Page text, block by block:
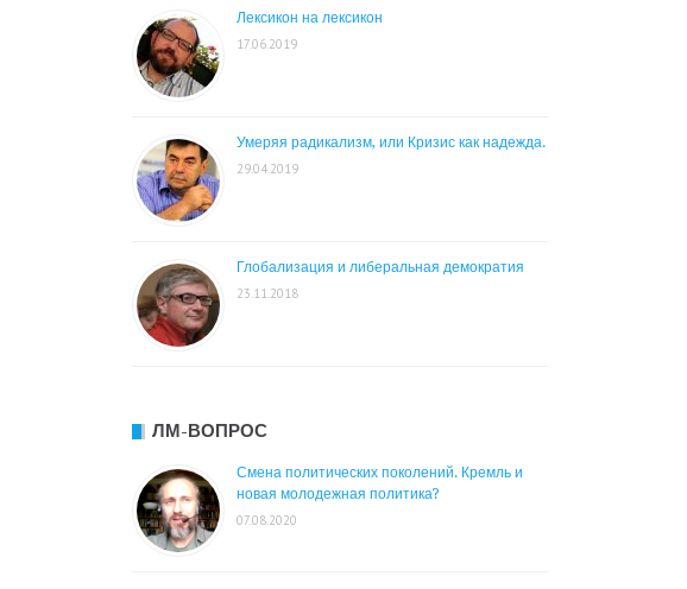
Лексикон на лексикон
17.06.2019
Умеряя радикализм, или Кризис как надежда.
29.04.2019
Глобализация и либеральная демократия
23.11.2018
ЛМ-ВОПРОС
Смена политических поколений. Кремль и
новая молодежная политика?
07.08.2020